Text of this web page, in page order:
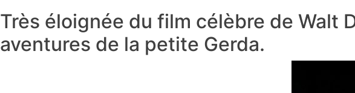
Très éloignée du film célèbre de Walt
aventures de la petite Gerda.